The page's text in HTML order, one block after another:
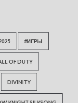
#ИГРЫ
OF DUTY
DIVINITY